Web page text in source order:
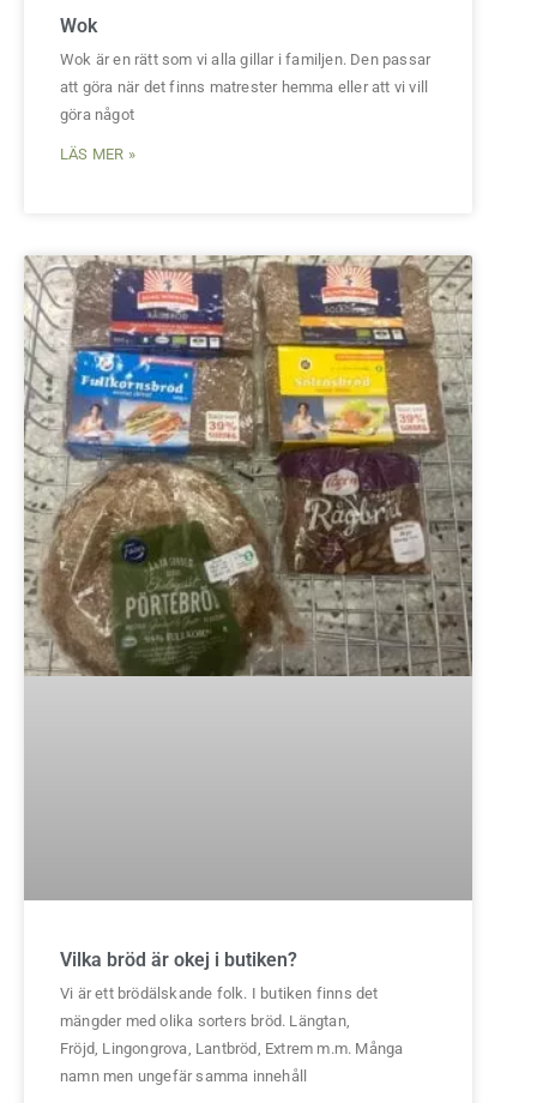
Wok
Wok är en rätt som vi alla gillar i familjen. Den passar
att göra när det finns matrester hemma eller att vi vill
göra något
LÄS MER »
Vilka bröd är okej i butiken?
Vi är ett brödälskande folk. I butiken finns det
mängder med olika sorters bröd. Längtan,
Fröjd, Lingongrova, Lantbröd, Extrem m.m. Många
namn men ungefär samma innehåll